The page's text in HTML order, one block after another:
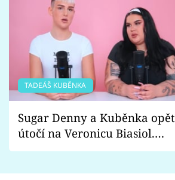
TADEÁŠ KUBĚNKA
Sugar Denny a Kuběnka opět
útočí na Veronicu Biasiol.
Proč je podle nich falešná a